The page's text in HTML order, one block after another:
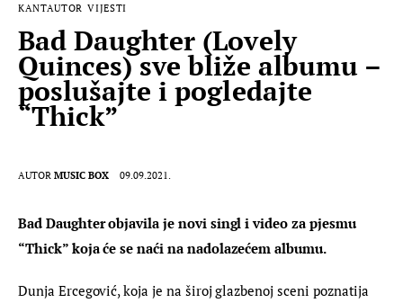
MUSIC BOX
KANTAUTOR VIJESTI
Bad Daughter (Lovely
Quinces) sve bliže albumu –
poslušajte i pogledajte
“Thick”
AUTOR MUSIC BOX 09.09.2021.
Bad Daughter objavila je novi singl i video za pjesmu
“Thick” koja će se naći na nadolazećem albumu.
Dunja Ercegović, koja je na široj glazbenoj sceni poznatija